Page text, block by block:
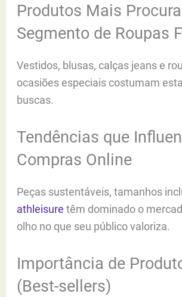
Produtos Mais
Segmento de Roupas
Vestidos, blusas, calças jeans e
ocasiões especiais costumam
buscas.
Tendências que
Compras Online
Peças sustentáveis, tamanhos
athleisure têm dominado o
olho no que seu público valoriza.
Importância de
(Best-sellers)